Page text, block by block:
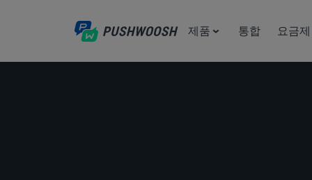
제품 통합 요금제